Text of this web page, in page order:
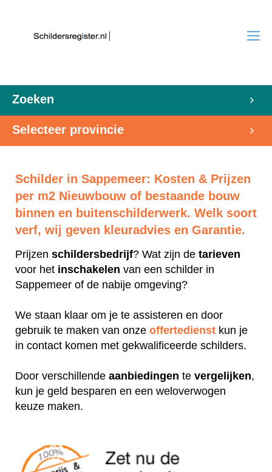
Zoeken
Selecteer provincie
Schilder in Sappemeer: Kosten & Prijzen
per m2 Nieuwbouw of bestaande bouw
binnen en buitenschilderwerk. Welk soort
verf, wij geven kleuradvies en Garantie.
Prijzen schildersbedrijf? Wat zijn de tarieven
voor het inschakelen van een schilder in
Sappemeer of de nabije omgeving?
We staan klaar om je te assisteren en door
gebruik te maken van onze offertedienst kun je
in contact komen met gekwalificeerde schilders.
Door verschillende aanbiedingen te vergelijken,
kun je geld besparen en een weloverwogen
keuze maken.